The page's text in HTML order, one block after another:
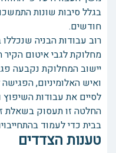
בגלל סיבות שונות
חודשים.
רוב עבודות הבניה
מחלוקת לגבי איטום הקיר
יישוב המחלוקת נקבעה
ואיש האלומיניום,
לסיים את עבודות השיפוץ
החלטה זו תעסוק בשאלת
בבית כדי לעמוד
טענות הצדדים